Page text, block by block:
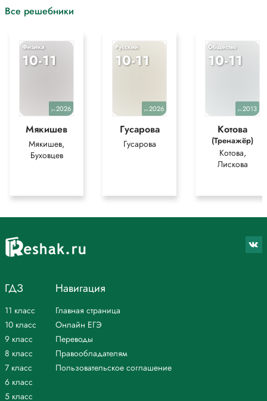
Все решебники
Физика
10-11
уч.2026
Мякишев
Мякишев,
Буховцев
Русский
10-11
уч.2026
Гусарова
Гусарова
Общество
10-11
уч.2013
Котова
(Тренажёр)
Котова,
Лискова
ГДЗ
11 класс
10 класс
9 класс
8 класс
7 класс
6 класс
5 класс
Навигация
Главная страница
Онлайн ЕГЭ
Переводы
Правообладателям
Пользовательское соглашение